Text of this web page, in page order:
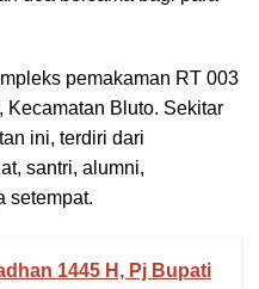
pemakaman RT 003
Kecamatan Bluto. Sekitar
ini, terdiri dari
santri, alumni,
setempat.
1445 H, Pj Bupati